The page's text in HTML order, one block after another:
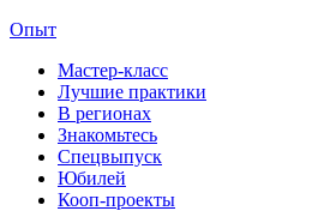
Опыт
Мастер-класс
Лучшие практики
В регионах
Знакомьтесь
Спецвыпуск
Юбилей
Кооп-проекты